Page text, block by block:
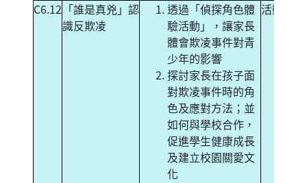
C6.12 「誰是真兇」認
識反欺凌
透過「偵探角色體
驗活動」，讓家長
體會欺凌事件對青
少年的影響
探討家長在孩子面
對欺凌事件時的角
色及應對方法；並
如何與學校合作，
促進學生健康成長
及建立校園關愛文
化
活動